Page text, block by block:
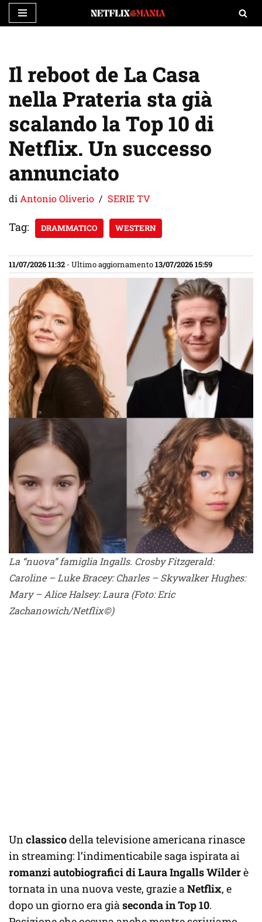
contenuto
Il reboot de La Casa
nella Prateria sta già
scalando la Top 10 di
Netflix. Un successo
annunciato
di Antonio Oliverio SERIE TV
Tag: DRAMMATICO WESTERN
11/07/2026 11:32 - Ultimo aggiornamento13/07/2026 15:59
La “nuova” famiglia Ingalls. Crosby Fitzgerald:
Caroline – Luke Bracey: Charles – Skywalker Hughes:
Mary – Alice Halsey: Laura (Foto: Eric
Zachanowich/Netflix©)
Unclassicodella televisione americana rinasce
in streaming: l’indimenticabile saga ispirata ai
romanzi autobiografici di Laura Ingalls Wilderè
tornata in una nuova veste, grazie aNetflix, e
dopo un giorno era giàseconda in Top 10.